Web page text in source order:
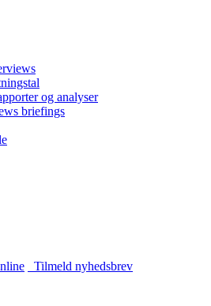
og analyser
briefings
Tilmeld nyhedsbrev